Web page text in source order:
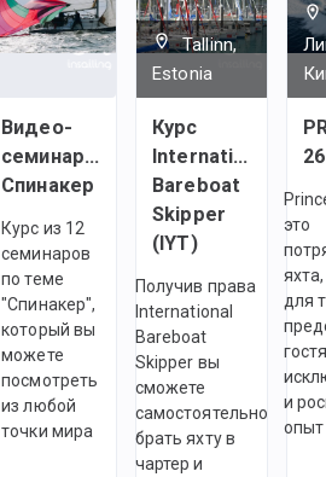
Видео-
семинары:
Спинакер
Курс из 12
семинаров
по теме
"Спинакер",
который вы
можете
посмотреть
из любой
точки мира
Tallinn,
Estonia
Курс
International
Bareboat
Skipper
(IYT)
Получив права
International
Bareboat
Skipper вы
сможете
самостоятельно
брать яхту в
чартер и
это
для
и
опыт